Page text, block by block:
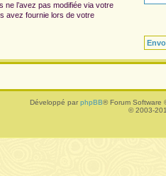
l’avez pas modifiée via votre
avez fournie lors de votre
Développé par phpBB® Forum Software
© 2003-